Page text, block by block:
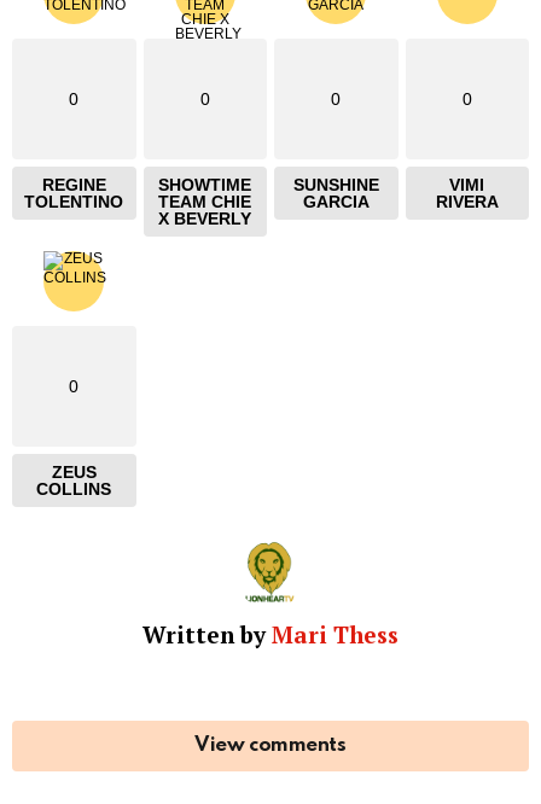
0
REGINE
TOLENTINO
0
SHOWTIME
TEAM CHIE
X BEVERLY
0
SUNSHINE
GARCIA
0
VIMI
RIVERA
0
ZEUS
COLLINS
Written byMari Thess
View comments